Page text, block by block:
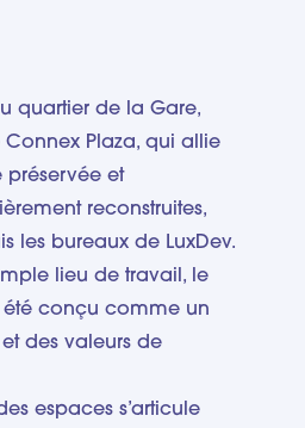
quartier de la Gare,
Connex Plaza, qui allie
préservée et
reconstruites,
les bureaux de LuxDev.
lieu de travail, le
conçu comme un
des valeurs de
espaces s’articule